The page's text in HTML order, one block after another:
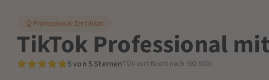
Professional-Zertifikat
TikTok Professional mit
5 von 5 SternenTÜV-zertifiziert nach ISO 9001